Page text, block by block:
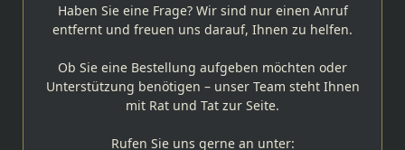
Haben Sie eine Frage? Wir sind nur einen Anruf
entfernt und freuen uns darauf, Ihnen zu helfen.
Ob Sie eine Bestellung aufgeben möchten oder
Unterstützung benötigen – unser Team steht Ihnen
mit Rat und Tat zur Seite.
Rufen Sie uns gerne an unter: